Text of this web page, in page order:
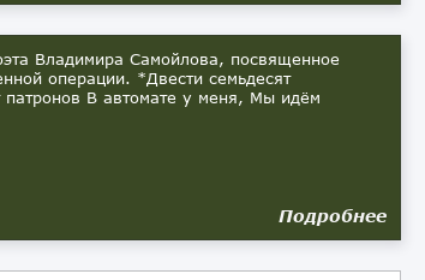
Владимира Самойлова, посвященное
операции. *Двести семьдесят
патронов В автомате у меня, Мы идём
Подробнее